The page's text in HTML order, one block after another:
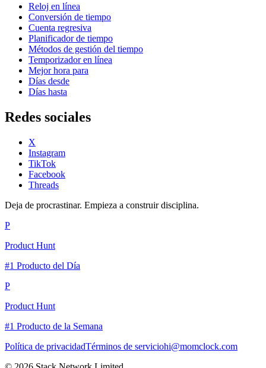
Reloj en línea
Conversión de tiempo
Cuenta regresiva
Planificador de tiempo
Métodos de gestión del tiempo
Temporizador en línea
Mejor hora para
Días desde
Días hasta
Redes sociales
X
Instagram
TikTok
Facebook
Threads
Deja de procrastinar. Empieza a construir disciplina.
P
Product Hunt
#1 Producto del Día
P
Product Hunt
#1 Producto de la Semana
Política de privacidadTérminos de serviciohi@momclock.com